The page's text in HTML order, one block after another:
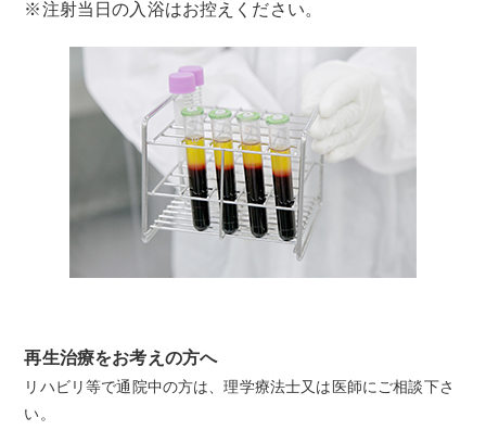
※注射当日の入浴はお控えください。
再生治療をお考えの方へ
リハビリ等で通院中の方は、理学療法士又は医師にご相談下さ
い。